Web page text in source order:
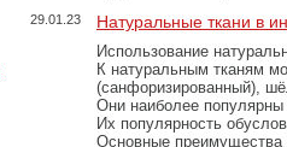
29.01.23 Натуральные ткани в
Использование
К натуральным тканям
(санфоризированный),
Они наиболее популярны
Их популярность
Основные преимущества